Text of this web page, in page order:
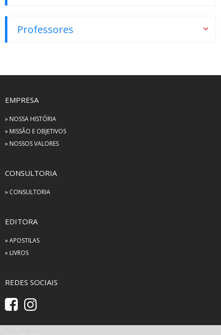
Professores
EMPRESA
» NOSSA HISTÓRIA
» MISSÃO E OBJETIVOS
» NOSSOS VALORES
CONSULTORIA
» CONSULTORIA
EDITORA
» APOSTILAS
» LIVROS
REDES SOCIAIS